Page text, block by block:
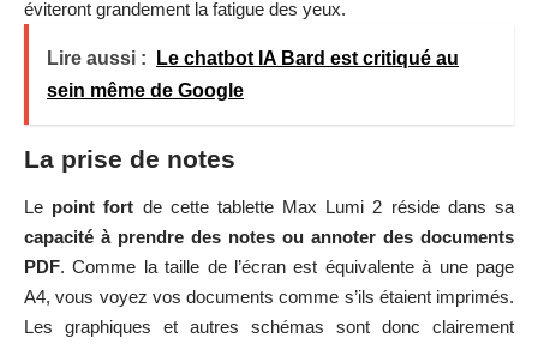
éviteront grandement la fatigue des yeux.
Lire aussi :
Le chatbot IA Bard est critiqué au
sein même de Google
La prise de notes
Le point fort de cette tablette Max Lumi 2 réside dans sa
capacité à prendre des notes ou annoter des documents
PDF. Comme la taille de l’écran est équivalente à une page
A4, vous voyez vos documents comme s’ils étaient imprimés.
Les graphiques et autres schémas sont donc clairement